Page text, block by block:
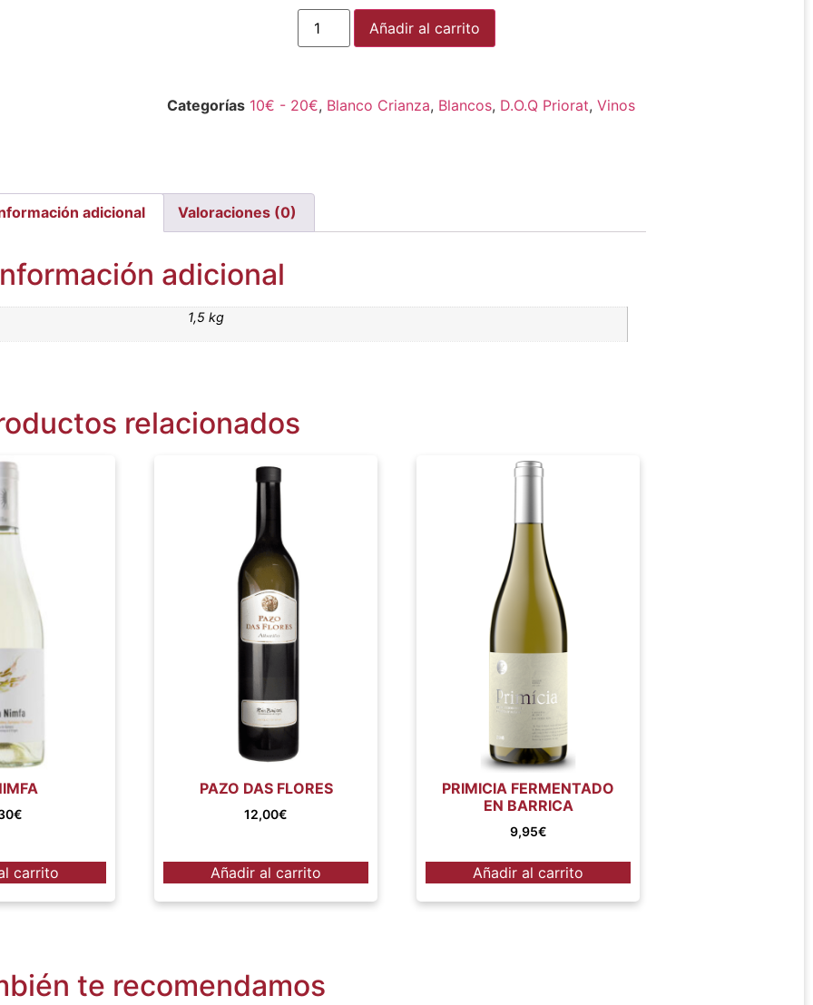
Añadir al carrito
Categorías 10€ - 20€, Blanco Crianza, Blancos, D.O.Q Priorat, Vinos
adicional Valoraciones (0)
adicional
1,5 kg
relacionados
€
carrito
PAZO DAS FLORES
12,00€
Añadir al carrito
PRIMICIA FERMENTADO
EN BARRICA
9,95€
Añadir al carrito
te recomendamos